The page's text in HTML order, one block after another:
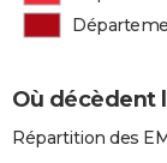
Où décèdent
Répartition des